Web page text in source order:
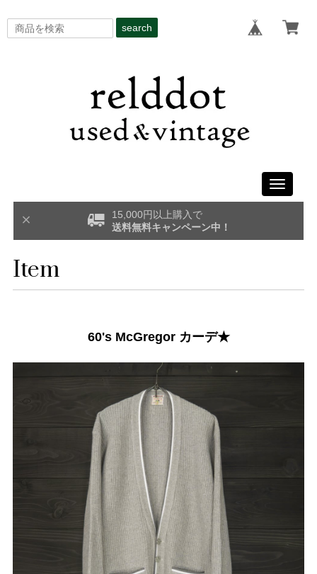
search
Toggle
15,000円以上購入で
送料無料キャンペーン中！
Item
60's McGregor カーデ★